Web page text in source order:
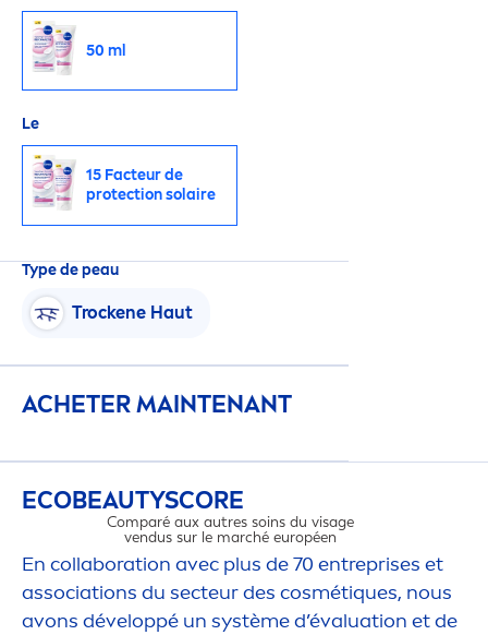
50 ml
Le
15 Facteur de
protection solaire
Type de peau
Trockene Haut
ACHETER MAINTENANT
ECOBEAUTYSCORE
Comparé aux autres soins du visage
vendus sur le marché européen
En collaboration avec plus de 70 entreprises et
associations du secteur des cosmétiques, nous
avons développé un système d’évaluation et de